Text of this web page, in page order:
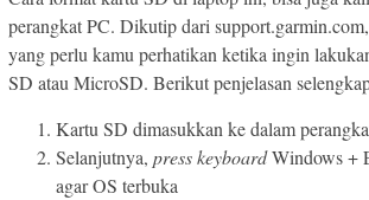
perangkat PC. Dikutip dari
yang perlu kamu perhatikan ketika ingin
SD atau MicroSD. Berikut penjelasan
Kartu SD dimasukkan ke dalam
Selanjutnya, press keyboardWindows +
agar OS terbuka